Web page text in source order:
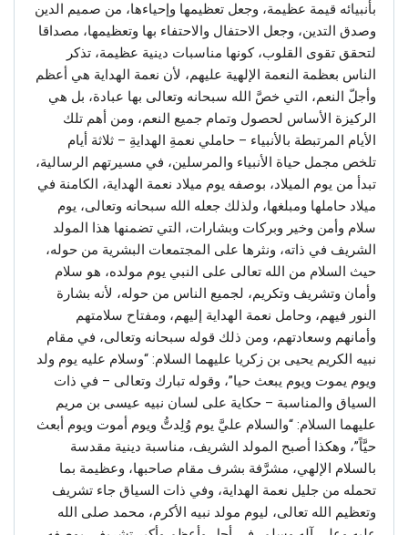
بأنبيائه قيمة عظيمة، وجعل تعظيمها وإحياءها، من صميم الدين
وصدق التدين، وجعل الاحتفال والاحتفاء بها وتعظيمها، مصداقا
لتحقق تقوى القلوب، كونها مناسبات دينية عظيمة، تذكر
الناس بعظمة النعمة الإلهية عليهم، لأن نعمة الهداية هي أعظم
وأجلّ النعم، التي خصَّ الله سبحانه وتعالى بها عبادة، بل هي
الركيزة الأساس لحصول وتمام جميع النعم، ومن أهم تلك
الأيام المرتبطة بالأنبياء – حاملي نعمةِ الهدايةِ – ثلاثة أيام
تلخص مجمل حياة الأنبياء والمرسلين، في مسيرتهم الرسالية،
تبدأ من يوم الميلاد، بوصفه يوم ميلاد نعمة الهداية، الكامنة في
ميلاد حاملها ومبلغها، ولذلك جعله الله سبحانه وتعالى، يوم
سلام وأمن وخير وبركات وبشارات، التي تضمنها هذا المولد
الشريف في ذاته، ونثرها على المجتمعات البشرية من حوله،
حيث السلام من الله تعالى على النبي يوم مولده، هو سلام
وأمان وتشريف وتكريم، لجميع الناس من حوله، لأنه بشارة
النور فيهم، وحامل نعمة الهداية إليهم، ومفتاح سلامتهم
وأمانهم وسعادتهم، ومن ذلك قوله سبحانه وتعالى، في مقام
نبيه الكريم يحيى بن زكريا عليهما السلام: “وسلام عليه يوم ولد
ويوم يموت ويوم يبعث حيا”، وقوله تبارك وتعالى – في ذات
السياق والمناسبة – حكاية على لسان نبيه عيسى بن مريم
عليهما السلام: “والسلام عليَّ يوم وُلِدتُّ ويوم أموت ويوم أبعث
حيَّاً”، وهكذا أصبح المولد الشريف، مناسبة دينية مقدسة
بالسلام الإلهي، مشرَّفة بشرف مقام صاحبها، وعظيمة بما
تحمله من جليل نعمة الهداية، وفي ذات السياق جاء تشريف
وتعظيم الله تعالى، ليوم مولد نبيه الأكرم، محمد صلى الله